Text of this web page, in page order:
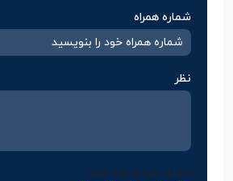
شماره همراه
نظر
امتیاز خود را وارد کنید